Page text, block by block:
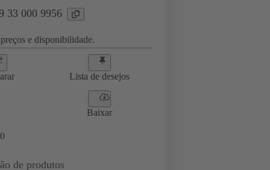
33 000 9956
e disponibilidade.
Lista de desejos
Baixar
0
de produtos